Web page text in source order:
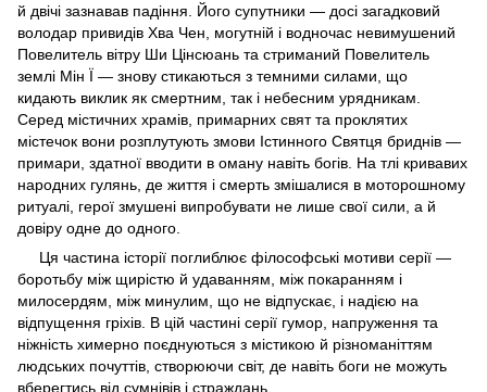
й двічі зазнавав падіння. Його супутники — досі загадковий
володар привидів Хва Чен, могутній і водночас невимушений
Повелитель вітру Ши Цінсюань та стриманий Повелитель
землі Мін Ї — знову стикаються з темними силами, що
кидають виклик як смертним, так і небесним урядникам.
Серед містичних храмів, примарних свят та проклятих
містечок вони розплутують змови Істинного Святця бриднів —
примари, здатної вводити в оману навіть богів. На тлі кривавих
народних гулянь, де життя і смерть змішалися в моторошному
ритуалі, герої змушені випробувати не лише свої сили, а й
довіру одне до одного.
Ця частина історії поглиблює філософські мотиви серії —
боротьбу між щирістю й удаванням, між покаранням і
милосердям, між минулим, що не відпускає, і надією на
відпущення гріхів. В цій частині серії гумор, напруження та
ніжність химерно поєднуються з містикою й різноманіттям
людських почуттів, створюючи світ, де навіть боги не можуть
вберегтись від сумнівів і страждань.